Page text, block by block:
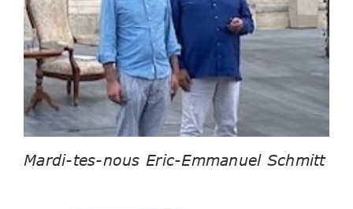
Mardi-tes-nous Eric-Emmanuel Schmitt